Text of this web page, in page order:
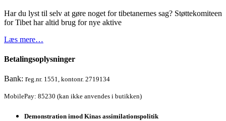
Har du lyst til selv at gøre noget for tibetanernes sag? Støttekomiteen
for Tibet har altid brug for nye aktive
Læs mere…
Betalingsoplysninger
Bank: reg.nr. 1551, kontonr. 2719134
MobilePay: 85230 (kan ikke anvendes i butikken)
Demonstration imod Kinas assimilationspolitik